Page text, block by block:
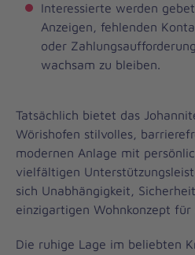
Interessierte werden
Anzeigen, fehlenden
oder
wachsam zu bleiben.
Tatsächlich bietet das
Wörishofen stilvolles,
modernen Anlage mit
vielfältigen
sich Unabhängigkeit,
einzigartigen Wohnkonzept für
Die ruhige Lage im beliebten